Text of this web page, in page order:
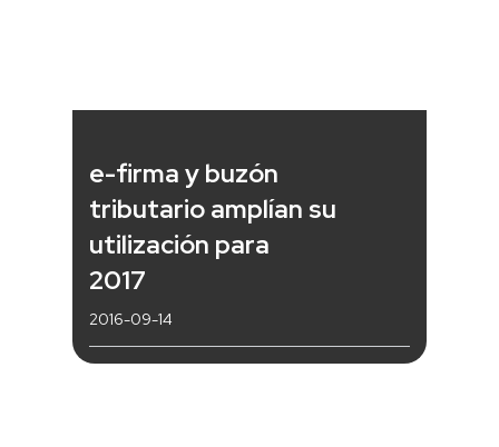
e-firma y buzón
tributario amplían su
utilización para
2017
2016-09-14